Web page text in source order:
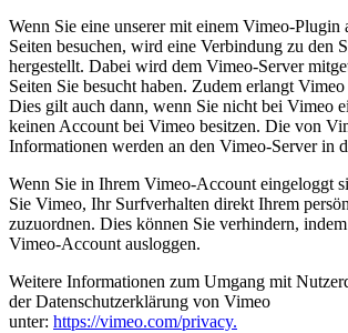
Wenn Sie eine unserer mit einem Vimeo-Plugin
Seiten besuchen, wird eine Verbindung zu den
hergestellt. Dabei wird dem Vimeo-Server
Seiten Sie besucht haben. Zudem erlangt
Dies gilt auch dann, wenn Sie nicht bei Vimeo
keinen Account bei Vimeo besitzen. Die von
Informationen werden an den Vimeo-Server in
Wenn Sie in Ihrem Vimeo-Account eingeloggt
Sie Vimeo, Ihr Surfverhalten direkt Ihrem
zuzuordnen. Dies können Sie verhindern,
Vimeo-Account ausloggen.
Weitere Informationen zum Umgang mit
der Datenschutzerklärung von Vimeo
unter: https://vimeo.com/privacy.